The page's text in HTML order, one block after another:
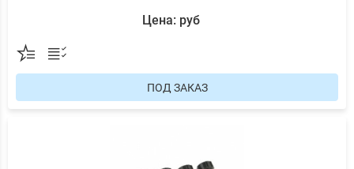
Цена: руб
ПОД ЗАКАЗ